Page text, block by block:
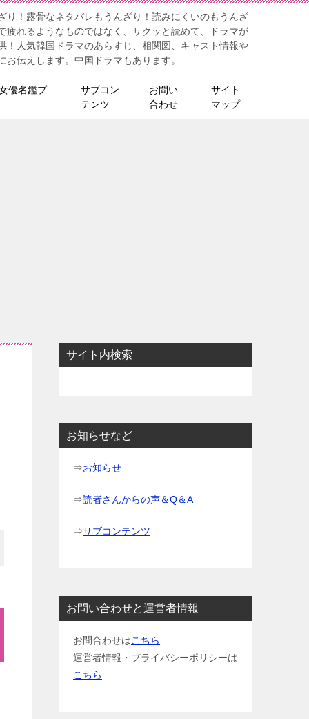
り！露骨なネタバレもうんざり！読みにくいのもうんざ
疲れるようなものではなく、サクッと読めて、ドラマが
！人気韓国ドラマのあらすじ、相関図、キャスト情報や
伝えします。中国ドラマもあります。
優名鑑プ
サブコン
テンツ
お問い
合わせ
サイト
マップ
サイト内検索
お知らせなど
⇒お知らせ
⇒読者さんからの声＆Q＆A
⇒サブコンテンツ
お問い合わせと運営者情報
お問合わせはこちら
運営者情報・プライバシーポリシーは
こちら